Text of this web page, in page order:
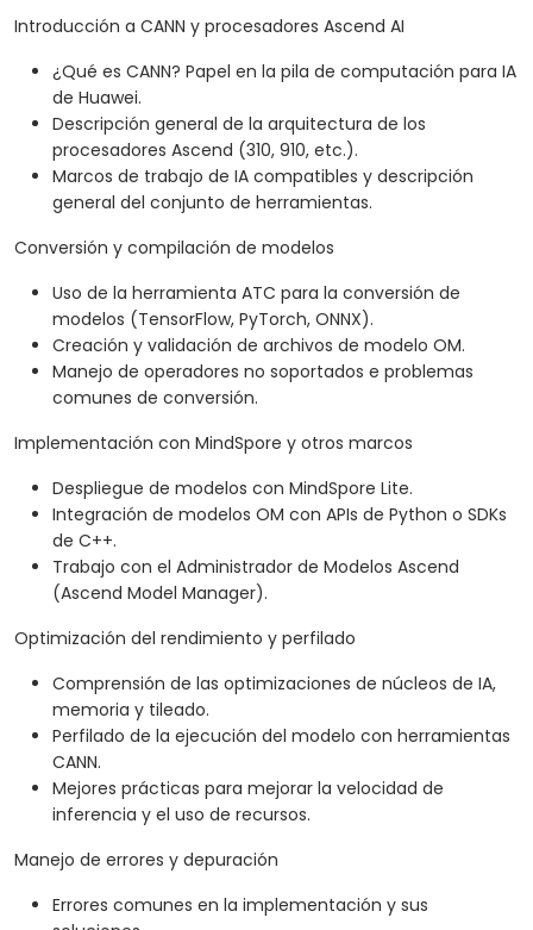
Introducción a CANN y procesadores Ascend AI
¿Qué es CANN? Papel en la pila de computación para IA
de Huawei.
Descripción general de la arquitectura de los
procesadores Ascend (310, 910, etc.).
Marcos de trabajo de IA compatibles y descripción
general del conjunto de herramientas.
Conversión y compilación de modelos
Uso de la herramienta ATC para la conversión de
modelos (TensorFlow, PyTorch, ONNX).
Creación y validación de archivos de modelo OM.
Manejo de operadores no soportados e problemas
comunes de conversión.
Implementación con MindSpore y otros marcos
Despliegue de modelos con MindSpore Lite.
Integración de modelos OM con APIs de Python o SDKs
de C++.
Trabajo con el Administrador de Modelos Ascend
(Ascend Model Manager).
Optimización del rendimiento y perfilado
Comprensión de las optimizaciones de núcleos de IA,
memoria y tileado.
Perfilado de la ejecución del modelo con herramientas
CANN.
Mejores prácticas para mejorar la velocidad de
inferencia y el uso de recursos.
Manejo de errores y depuración
Errores comunes en la implementación y sus